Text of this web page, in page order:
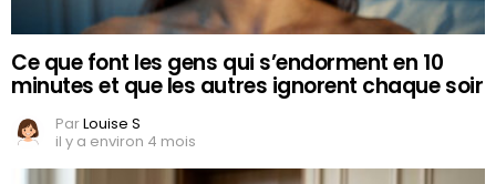
Ce que font les gens qui s’endorment en 10
minutes et que les autres ignorent chaque soir
ParLouise S
il y a environ 4 mois